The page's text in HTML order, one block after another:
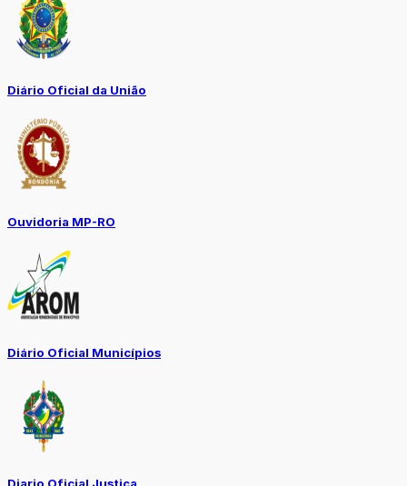
Diário Oficial da União
Ouvidoria MP-RO
Diário Oficial Municípios